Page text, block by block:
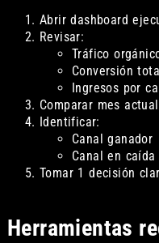
Abrir dashboard
Revisar:
Tráfico
Conversión total
Ingresos por
Comparar mes
Identificar:
Canal ganador
Canal en caída
Tomar 1 decisión
Herramientas